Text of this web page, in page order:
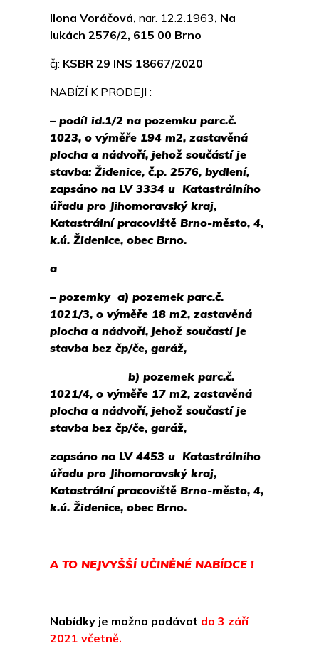
Ilona Voráčová, nar. 12.2.1963, Na
lukách 2576/2, 615 00 Brno
čj: KSBR 29 INS 18667/2020
NABÍZÍ K PRODEJI :
– podíl id.1/2 na pozemku parc.č.
1023, o výměře 194 m2, zastavěná
plocha a nádvoří, jehož součástí je
stavba: Židenice, č.p. 2576, bydlení,
zapsáno na LV 3334 u Katastrálního
úřadu pro Jihomoravský kraj,
Katastrální pracoviště Brno-město, 4,
k.ú. Židenice, obec Brno.
a
– pozemky a) pozemek parc.č.
1021/3, o výměře 18 m2, zastavěná
plocha a nádvoří, jehož součastí je
stavba bez čp/če, garáž,
b) pozemek parc.č.
1021/4, o výměře 17 m2, zastavěná
plocha a nádvoří, jehož součastí je
stavba bez čp/če, garáž,
zapsáno na LV 4453 u Katastrálního
úřadu pro Jihomoravský kraj,
Katastrální pracoviště Brno-město, 4,
k.ú. Židenice, obec Brno.
A TO NEJVYŠŠÍ UČINĚNÉ NABÍDCE !
Nabídky je možno podávat do 3 září
2021 včetně.